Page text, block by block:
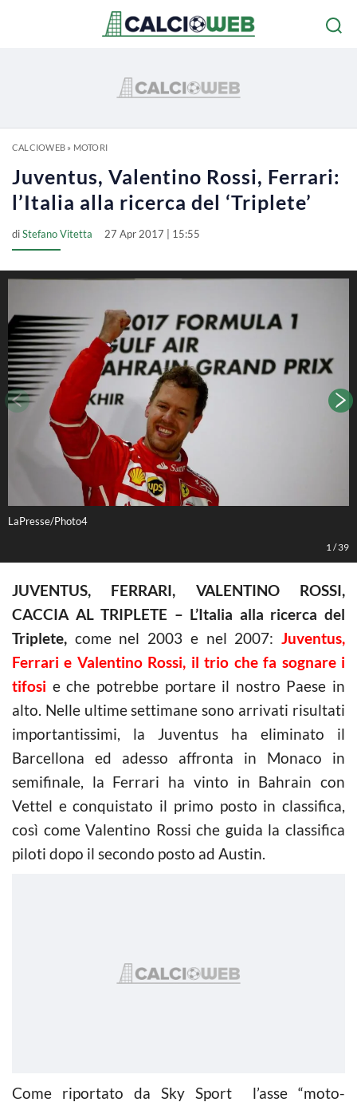
CALCIOWEB» MOTORI
Juventus, Valentino Rossi, Ferrari:
l’Italia alla ricerca del ‘Triplete’
diStefano Vitetta 27 Apr 2017 | 15:55
LaPresse/Photo4
1 /39
JUVENTUS, FERRARI, VALENTINO ROSSI,
CACCIA AL TRIPLETE – L’Italia alla ricerca del
Triplete, come nel 2003 e nel 2007: Juventus,
Ferrari e Valentino Rossi, il trio che fa sognare i
tifosi e che potrebbe portare il nostro Paese in
alto. Nelle ultime settimane sono arrivati risultati
importantissimi, la Juventus ha eliminato il
Barcellona ed adesso affronta in Monaco in
semifinale, la Ferrari ha vinto in Bahrain con
Vettel e conquistato il primo posto in classifica,
così come Valentino Rossi che guida la classifica
piloti dopo il secondo posto ad Austin.
Come riportato da Sky Sport l’asse “moto-